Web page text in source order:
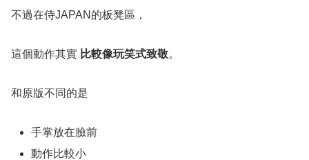
不過在侍JAPAN的板凳區，
這個動作其實 比較像玩笑式致敬。
和原版不同的是
手掌放在臉前
動作比較小